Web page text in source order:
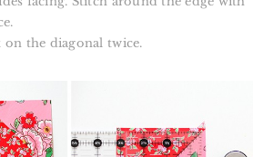
the diagonal twice.